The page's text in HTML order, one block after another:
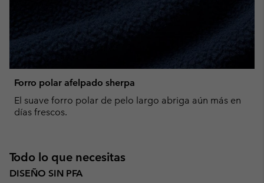
Forro polar afelpado sherpa
El suave forro polar de pelo largo abriga aún más en
días frescos.
Todo lo que necesitas
DISEÑO SIN PFA